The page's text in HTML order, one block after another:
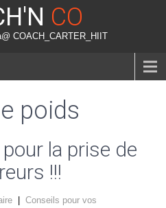
CO
COACH_CARTER_HIIT
poids
la prise de
!!!
Conseils pour vos